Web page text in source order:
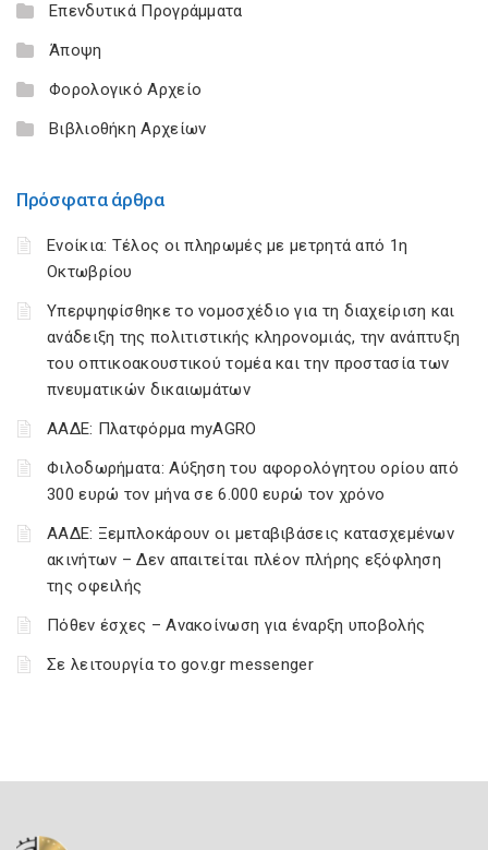
Επενδυτικά Προγράμματα
Άποψη
Φορολογικό Αρχείο
Βιβλιοθήκη Αρχείων
Πρόσφατα άρθρα
Ενοίκια: Τέλος οι πληρωμές με μετρητά από 1η
Οκτωβρίου
Υπερψηφίσθηκε το νομοσχέδιο για τη διαχείριση και
ανάδειξη της πολιτιστικής κληρονομιάς, την ανάπτυξη
του οπτικοακουστικού τομέα και την προστασία των
πνευματικών δικαιωμάτων
ΑΑΔΕ: Πλατφόρμα myAGRO
Φιλοδωρήματα: Αύξηση του αφορολόγητου ορίου από
300 ευρώ τον μήνα σε 6.000 ευρώ τον χρόνο
ΑΑΔΕ: Ξεμπλοκάρουν οι μεταβιβάσεις κατασχεμένων
ακινήτων – Δεν απαιτείται πλέον πλήρης εξόφληση
της οφειλής
Πόθεν έσχες – Ανακοίνωση για έναρξη υποβολής
Σε λειτουργία το gov.gr messenger